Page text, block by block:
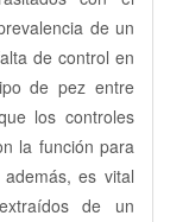
de un
de control en
de pez entre
los controles
la función para
es vital
de un